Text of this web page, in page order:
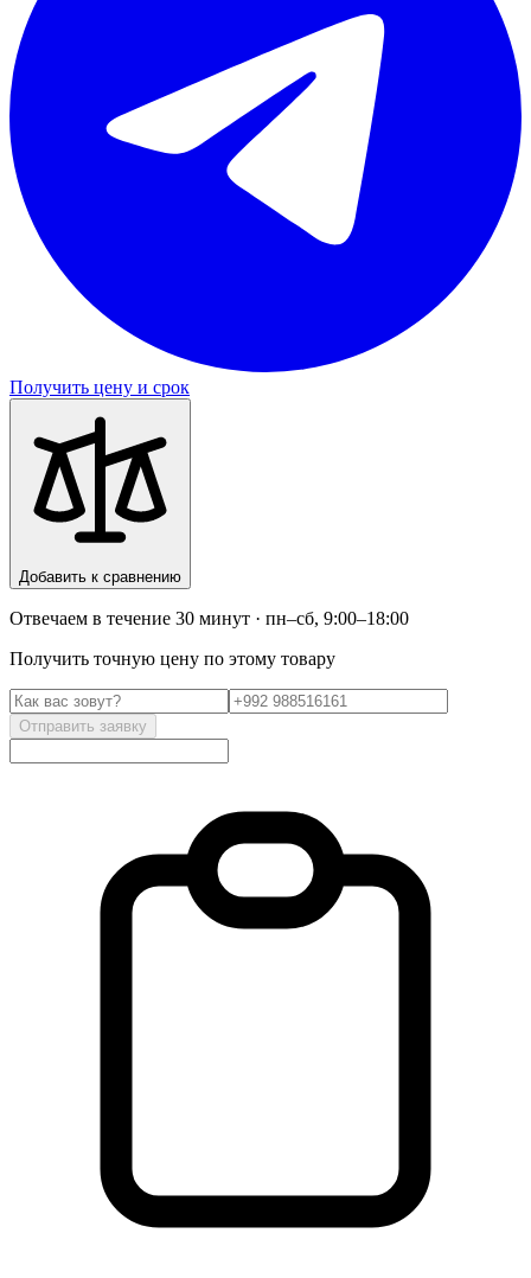
Получить цену и срок
Добавить к сравнению
Отвечаем в течение 30 минут · пн–сб, 9:00–18:00
Получить точную цену по этому товару
Отправить заявку